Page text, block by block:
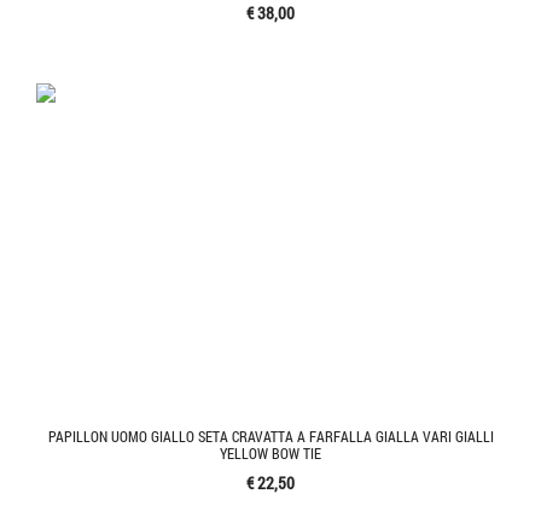
€ 38,00
PAPILLON UOMO GIALLO SETA CRAVATTA A FARFALLA GIALLA VARI GIALLI
YELLOW BOW TIE
€ 22,50